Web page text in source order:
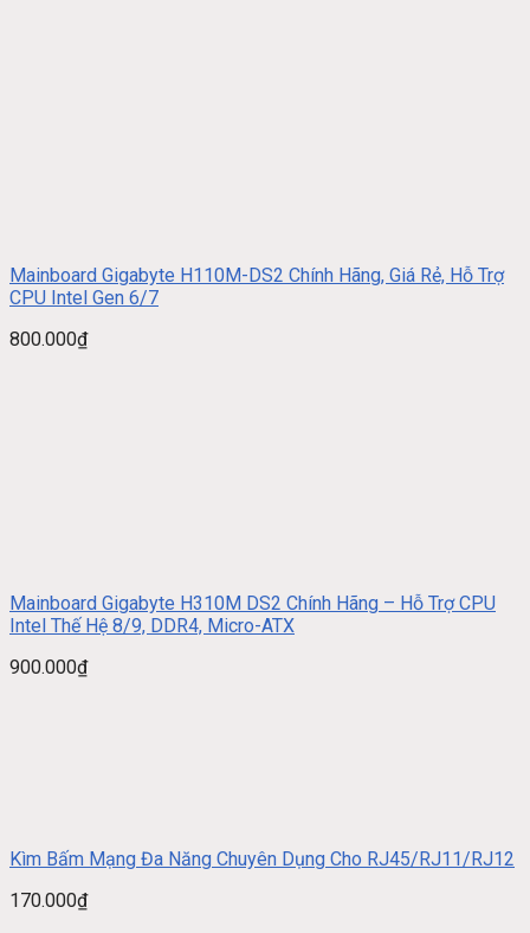
Mainboard Gigabyte H110M-DS2 Chính Hãng, Giá Rẻ, Hỗ Trợ
CPU Intel Gen 6/7
800.000₫
Mainboard Gigabyte H310M DS2 Chính Hãng – Hỗ Trợ CPU
Intel Thế Hệ 8/9, DDR4, Micro-ATX
900.000₫
Kìm Bấm Mạng Đa Năng Chuyên Dụng Cho RJ45/RJ11/RJ12
170.000₫